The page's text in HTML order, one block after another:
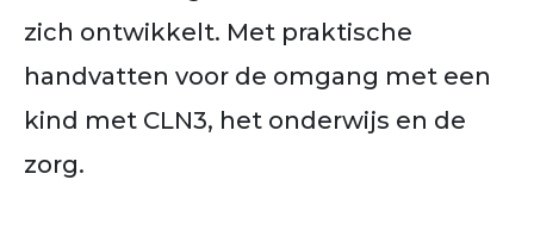
zich ontwikkelt. Met praktische
handvatten voor de omgang met een
kind met CLN3, het onderwijs en de
zorg.